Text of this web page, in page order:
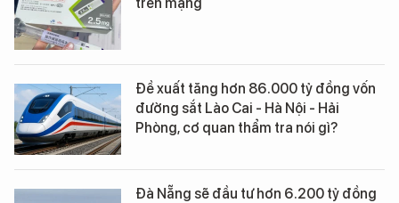
Đề xuất tăng hơn 86.000 tỷ đồng vốn
đường sắt Lào Cai - Hà Nội - Hải
Phòng, cơ quan thẩm tra nói gì?
Đà Nẵng sẽ đầu tư hơn 6.200 tỷ đồng